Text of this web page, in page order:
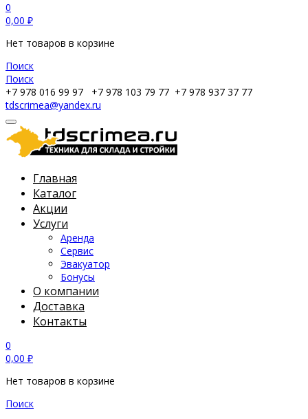
0
0,00 ₽
Нет товаров в корзине
Поиск
Поиск
+7 978 016 99 97
+7 978 103 79 77 +7 978 937 37 77
tdscrimea@yandex.ru
Главная
Каталог
Акции
Услуги
Аренда
Сервис
Эвакуатор
Бонусы
О компании
Доставка
Контакты
0
0,00 ₽
Нет товаров в корзине
Поиск